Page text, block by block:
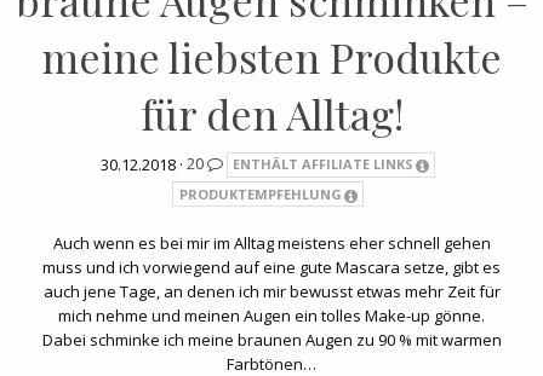
meine liebsten Produkte
für den Alltag!
30.12.2018 · 20
ENTHÄLT AFFILIATE LINKS
PRODUKTEMPFEHLUNG
Auch wenn es bei mir im Alltag meistens eher schnell gehen
muss und ich vorwiegend auf eine gute Mascara setze, gibt es
auch jene Tage, an denen ich mir bewusst etwas mehr Zeit für
mich nehme und meinen Augen ein tolles Make-up gönne.
Dabei schminke ich meine braunen Augen zu 90 % mit warmen
Farbtönen…